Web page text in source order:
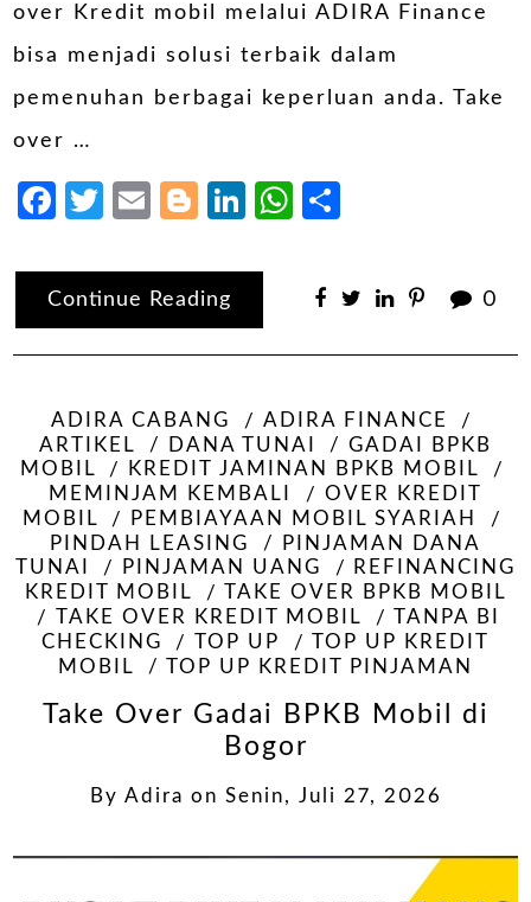
over Kredit mobil melalui ADIRA Finance
bisa menjadi solusi terbaik dalam
pemenuhan berbagai keperluan anda. Take
over …
Facebook
Twitter
EmailBlogger
LinkedIn
WhatsApp
Continue Reading 0
ADIRA CABANG
ADIRA FINANCE
ARTIKEL
DANA TUNAI
GADAI BPKB
MOBIL
KREDIT JAMINAN BPKB MOBIL
MEMINJAM KEMBALI
OVER KREDIT
MOBIL
PEMBIAYAAN MOBIL SYARIAH
PINDAH LEASING
PINJAMAN DANA
TUNAI
PINJAMAN UANG
REFINANCING
KREDIT MOBIL
TAKE OVER BPKB MOBIL
TAKE OVER KREDIT MOBIL
TANPA BI
CHECKING
TOP UP
TOP UP KREDIT
MOBIL
TOP UP KREDIT PINJAMAN
Take Over Gadai BPKB Mobil di
Bogor
By Adira on Senin, Juli 27, 2026